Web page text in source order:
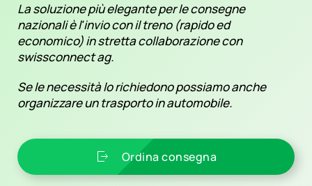
La soluzione più elegante per le consegne
nazionali è l'invio con il treno (rapido ed
economico) in stretta collaborazione con
swissconnect ag.
Se le necessità lo richiedono possiamo anche
organizzare un trasporto in automobile.
Ordina consegna